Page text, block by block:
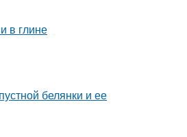
в глине
белянки и ее